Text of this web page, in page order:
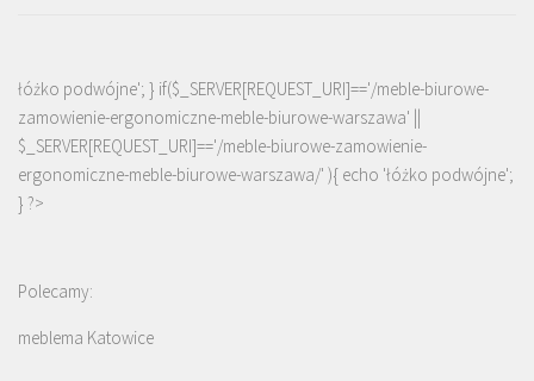
łóżko podwójne'; } if($_SERVER[REQUEST_URI]=='/meble-biurowe-
zamowienie-ergonomiczne-meble-biurowe-warszawa' ||
$_SERVER[REQUEST_URI]=='/meble-biurowe-zamowienie-
ergonomiczne-meble-biurowe-warszawa/' ){ echo 'łóżko podwójne';
} ?>
Polecamy:
meblema Katowice